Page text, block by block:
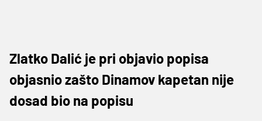
Zlatko Dalić je pri objavio popisa
objasnio zašto Dinamov kapetan nije
dosad bio na popisu